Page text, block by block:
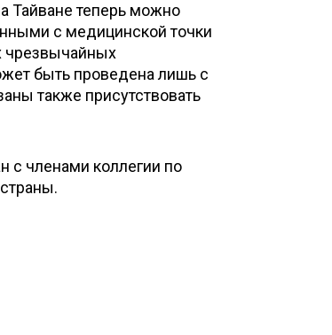
Тайване теперь можно
с медицинской точки
чрезвычайных
быть проведена лишь с
также присутствовать
с членами коллегии по